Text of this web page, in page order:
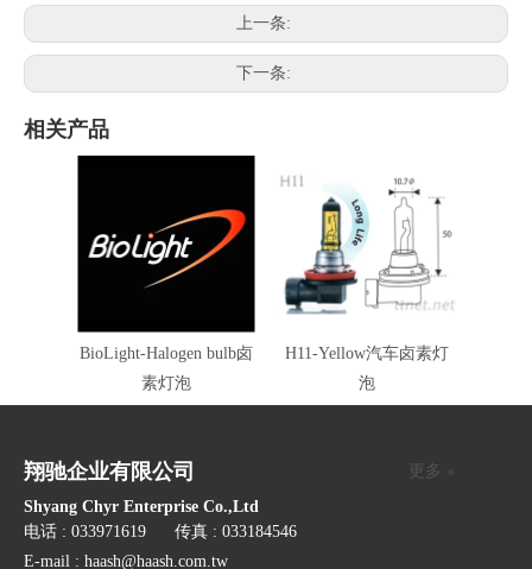
上一条:
下一条:
相关产品
BioLight-Halogen bulb卤
素灯泡
H11-Yellow汽车卤素灯
泡
翔驰企业有限公司
更多 »
Shyang Chyr Enterprise Co.,Ltd
电话 : 033971619 传真 : 033184546
E-mail : haash@haash.com.tw